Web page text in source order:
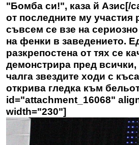
"Бомба си!", каза й Азис[/
от последните му участия
съвсем се взе на
на фенки в заведението.
разкрепостена от тях се
демонстрира пред
чалга звездите ходи с
открива гледка към
id="attachment_16068"
width="230"]